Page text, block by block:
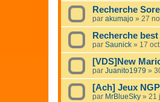
Recherche
par akumajo » 27
Recherche
par Saunick » 17
[VDS]New
par Juanito1979 »
[Ach] Jeux
par MrBlueSky » 21